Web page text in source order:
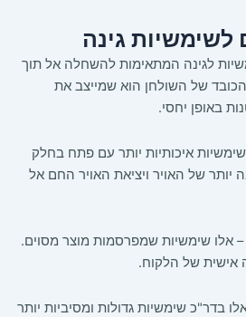
לשימשיות גינה
לגינה המתאימות להשחלה אל תוך
של השולחן הוא שמייצב את
באופן יחסי.
איכותיות יותר עם פתח בחלק
יותר של האויר ויציאת האויר החם אל
– אלו שימשיות שמפרסמות מוצר מסוים.
אישית של הלקוח.
בדר"כ שימשיות גדולות ומסיביות יותר